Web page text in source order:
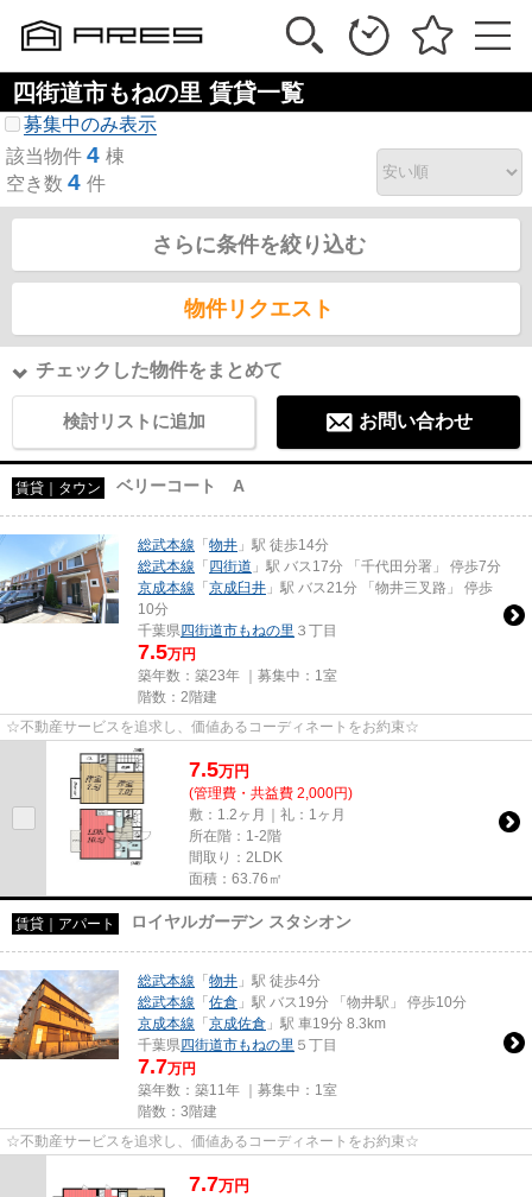
四街道市もねの里 賃貸一覧
募集中のみ表示
該当物件 4 棟
空き数 4 件
さらに条件を絞り込む
物件リクエスト
チェックした物件をまとめて
検討リストに追加 お問い合わせ
賃貸｜タウン ベリーコート A
総武本線 「物井 」駅 徒歩14分
総武本線 「四街道 」駅 バス17分 「千代田分署」 停歩7分
京成本線 「京成臼井 」駅 バス21分 「物井三叉路」 停歩
10分
千葉県四街道市もねの里 ３丁目
7.5万円
築年数：築23年 ｜募集中： 1室
階数：2階建
☆不動産サービスを追求し、価値あるコーディネートをお約束☆
7.5万円
(管理費・共益費 2,000円)
敷：1.2ヶ月｜礼：1ヶ月
所在階：1-2階
間取り：2LDK
面積：63.76㎡
賃貸｜アパート ロイヤルガーデン スタシオン
総武本線 「物井 」駅 徒歩4分
総武本線 「佐倉 」駅 バス19分 「物井駅」 停歩10分
京成本線 「京成佐倉 」駅 車19分 8.3km
千葉県四街道市もねの里 ５丁目
7.7万円
築年数：築11年 ｜募集中： 1室
階数：3階建
☆不動産サービスを追求し、価値あるコーディネートをお約束☆
7.7万円